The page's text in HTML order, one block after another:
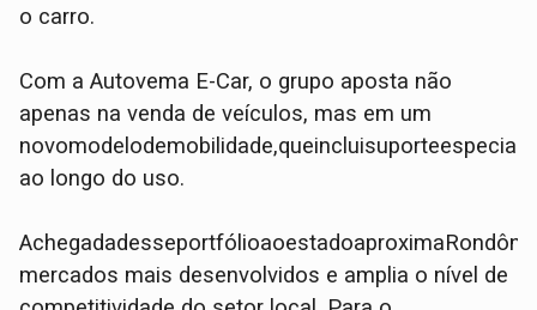
o carro.
Com a Autovema E-Car, o grupo aposta não
apenas na venda de veículos, mas em um
ao longo do uso.
mercados mais desenvolvidos e amplia o nível de